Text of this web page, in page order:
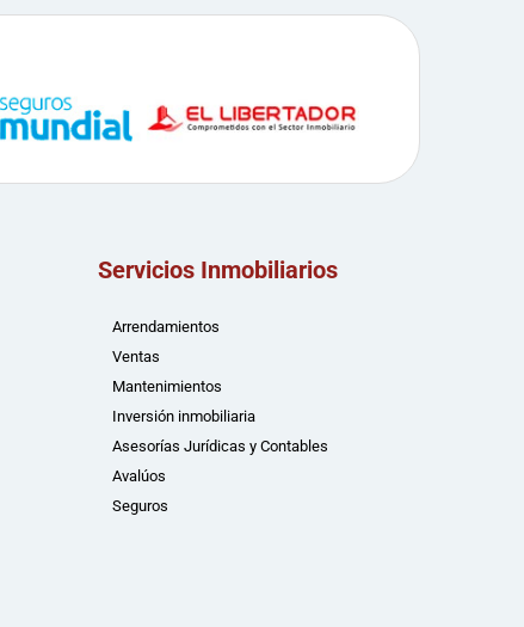
Servicios Inmobiliarios
Arrendamientos
Ventas
Mantenimientos
Inversión inmobiliaria
Asesorías Jurídicas y Contables
Avalúos
Seguros